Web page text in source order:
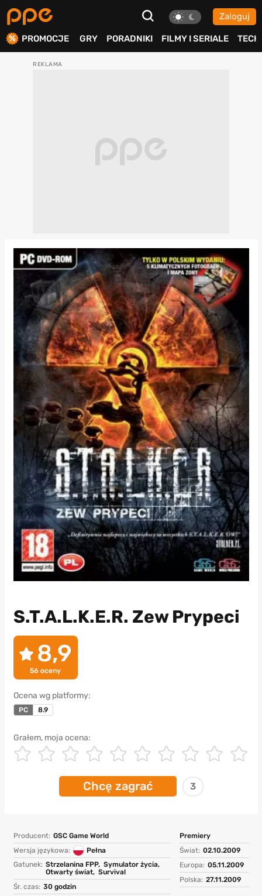
Zaloguj
PROMOCJE GRY PORADNIKI FILMY I SERIALE TECH
S.T.A.L.K.E.R. Zew Prypeci
8,9
56 oceny
Ocena wg platformy:
PC 8.9
Grałem, moja ocena:
Chcę zagrać 3
Producent: GSC Game World
Wersja językowa:
Pełna
Gatunek: Strzelanina FPP, Symulator życia,
Otwarty świat, Survival
Śr. czas: 30 godzin
Premiery
Świat: 02.10.2009
Europa: 05.11.2009
Polska: 27.11.2009